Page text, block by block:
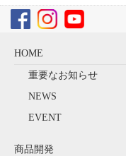
HOME
重要なお知らせ
NEWS
EVENT
商品開発